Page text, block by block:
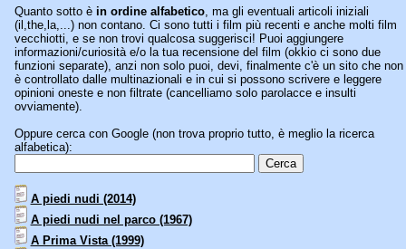
Quanto sotto è in ordine alfabetico, ma gli eventuali articoli iniziali
(il,the,la,...) non contano. Ci sono tutti i film più recenti e anche molti film
vecchiotti, e se non trovi qualcosa suggerisci! Puoi aggiungere
informazioni/curiosità e/o la tua recensione del film (okkio ci sono due
funzioni separate), anzi non solo puoi, devi, finalmente c'è un sito che non
è controllato dalle multinazionali e in cui si possono scrivere e leggere
opinioni oneste e non filtrate (cancelliamo solo parolacce e insulti
ovviamente).
Oppure cerca con Google (non trova proprio tutto, è meglio la ricerca
alfabetica):
A piedi nudi (2014)
A piedi nudi nel parco (1967)
A Prima Vista (1999)